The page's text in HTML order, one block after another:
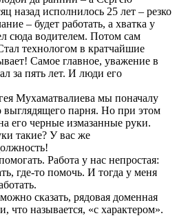
назад исполнилось 25 лет – резко
– будет работать, а хватка у
сюда водителем. Потом сам
технологом в кратчайшие
Самое главное, уважение в
за пять лет. И люди его
Мухаматвалиева мы поначалу
парня. Но при этом
его черные измазанные руки.
такие? У вас же
Работа у нас непростая:
где-то помочь. И тогда у меня
сказать, рядовая доменная
что называется, «с характером».